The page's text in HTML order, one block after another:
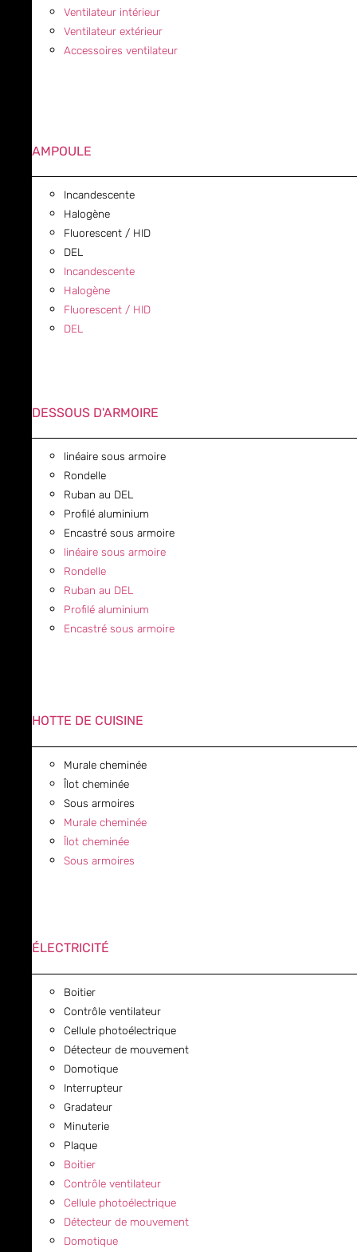
Ventilateur intérieur
Ventilateur extérieur
Accessoires ventilateur
AMPOULE
Incandescente
Halogène
Fluorescent / HID
DEL
Incandescente
Halogène
Fluorescent / HID
DEL
DESSOUS D'ARMOIRE
linéaire sous armoire
Rondelle
Ruban au DEL
Profilé aluminium
Encastré sous armoire
linéaire sous armoire
Rondelle
Ruban au DEL
Profilé aluminium
Encastré sous armoire
HOTTE DE CUISINE
Murale cheminée
Îlot cheminée
Sous armoires
Murale cheminée
Îlot cheminée
Sous armoires
ÉLECTRICITÉ
Boitier
Contrôle ventilateur
Cellule photoélectrique
Détecteur de mouvement
Domotique
Interrupteur
Gradateur
Minuterie
Plaque
Boitier
Contrôle ventilateur
Cellule photoélectrique
Détecteur de mouvement
Domotique